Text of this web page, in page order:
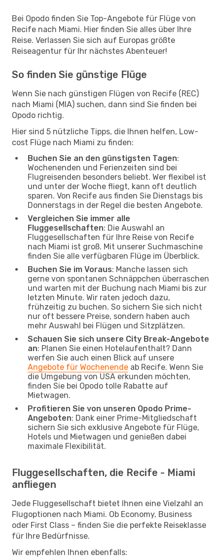
Bei Opodo finden Sie Top-Angebote für Flüge von
Recife nach Miami. Hier finden Sie alles über Ihre
Reise. Verlassen Sie sich auf Europas größte
Reiseagentur für Ihr nächstes Abenteuer!
So finden Sie günstige Flüge
Wenn Sie nach günstigen Flügen von Recife (REC)
nach Miami (MIA) suchen, dann sind Sie finden bei
Opodo richtig.
Hier sind 5 nützliche Tipps, die Ihnen helfen, Low-
cost Flüge nach Miami zu finden:
Buchen Sie an den günstigsten Tagen:
Wochenenden und Ferienzeiten sind bei
Flugreisenden besonders beliebt. Wer flexibel ist
und unter der Woche fliegt, kann oft deutlich
sparen. Von Recife aus finden Sie Dienstags bis
Donnerstags in der Regel die besten Angebote.
Vergleichen Sie immer alle
Fluggesellschaften: Die Auswahl an
Fluggesellschaften für Ihre Reise von Recife
nach Miami ist groß. Mit unserer Suchmaschine
finden Sie alle verfügbaren Flüge im Überblick.
Buchen Sie im Voraus: Manche lassen sich
gerne von spontanen Schnäppchen überraschen
und warten mit der Buchung nach Miami bis zur
letzten Minute. Wir raten jedoch dazu,
frühzeitig zu buchen. So sichern Sie sich nicht
nur oft bessere Preise, sondern haben auch
mehr Auswahl bei Flügen und Sitzplätzen.
Schauen Sie sich unsere City Break-Angebote
an: Planen Sie einen Hotelaufenthalt? Dann
werfen Sie auch einen Blick auf unsere
Angebote für Wochenende ab Recife. Wenn Sie
die Umgebung von USA erkunden möchten,
finden Sie bei Opodo tolle Rabatte auf
Mietwagen.
Profitieren Sie von unseren Opodo Prime-
Angeboten: Dank einer Prime-Mitgliedschaft
sichern Sie sich exklusive Angebote für Flüge,
Hotels und Mietwagen und genießen dabei
maximale Flexibilität.
Fluggesellschaften, die Recife - Miami
anfliegen
Jede Fluggesellschaft bietet Ihnen eine Vielzahl an
Flugoptionen nach Miami. Ob Economy, Business
oder First Class – finden Sie die perfekte Reiseklasse
für Ihre Bedürfnisse.
Wir empfehlen Ihnen ebenfalls: